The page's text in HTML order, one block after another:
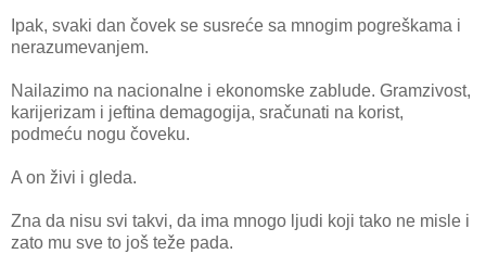
Ipak, svaki dan čovek se susreće sa mnogim pogreškama i
nerazumevanjem.
Nailazimo na nacionalne i ekonomske zablude. Gramzivost,
karijerizam i jeftina demagogija, sračunati na korist,
podmeću nogu čoveku.
A on živi i gleda.
Zna da nisu svi takvi, da ima mnogo ljudi koji tako ne misle i
zato mu sve to još teže pada.